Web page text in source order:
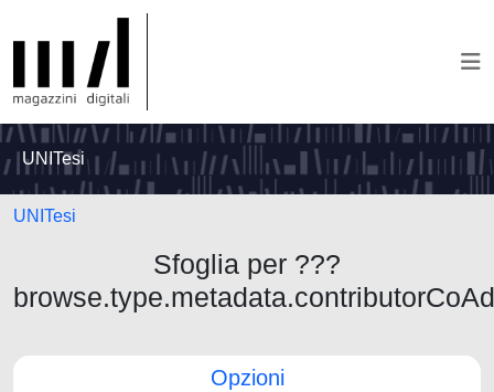
UNITesi
UNITesi
Sfoglia per ???
Opzioni